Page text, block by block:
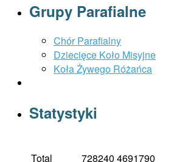
Grupy Parafialne
Chór Parafialny
Dziecięce Koło Misyjne
Koła Żywego Różańca
Statystyki
Total 728240 4691790